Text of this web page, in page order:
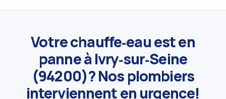
Votre chauffe‑eau est en
panne à Ivry‑sur‑Seine
(94200)? Nos plombiers
interviennent en urgence!